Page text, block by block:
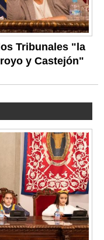
Tribunales "la
y Castejón"